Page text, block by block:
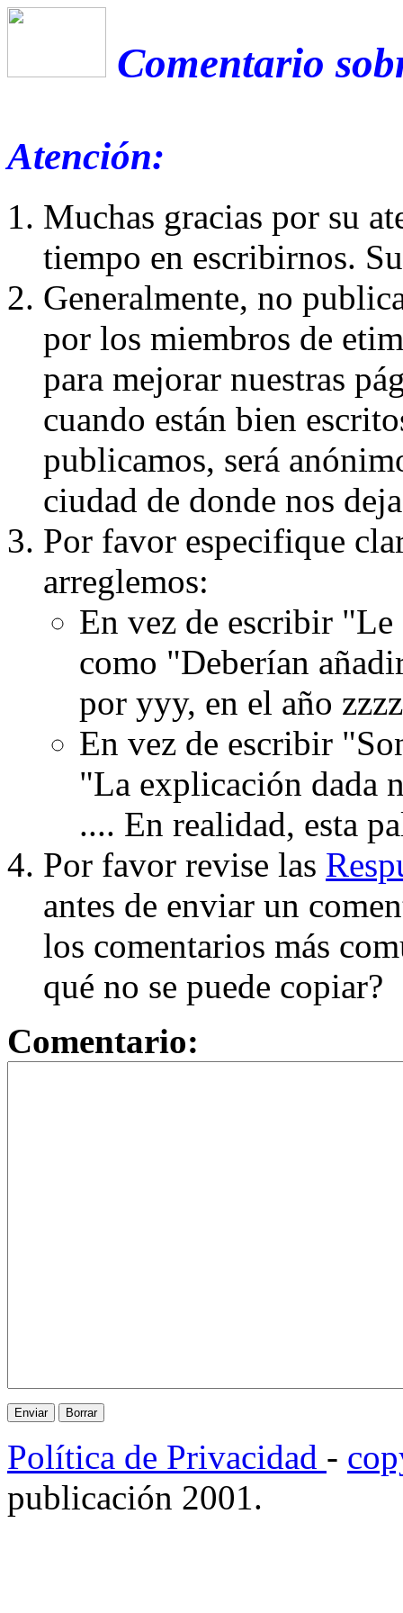
Comentario
Atención:
Muchas gracias por su
tiempo en escribirnos.
Generalmente, no
por los miembros de
para mejorar nuestras
cuando están bien
publicamos, será
ciudad de donde nos
Por favor especifique
arreglemos:
En vez de escribir
como "Deberían
por yyy, en el año
En vez de escribir
"La explicación dada
.... En realidad, esta
Por favor revise las
antes de enviar un
los comentarios más
qué no se puede copiar?
Comentario:
Política de Privacidad -
publicación 2001.